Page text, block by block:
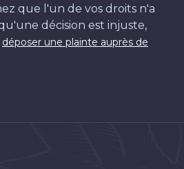
que l'un de vos droits n'a
décision est injuste,
déposer une plainte auprès de